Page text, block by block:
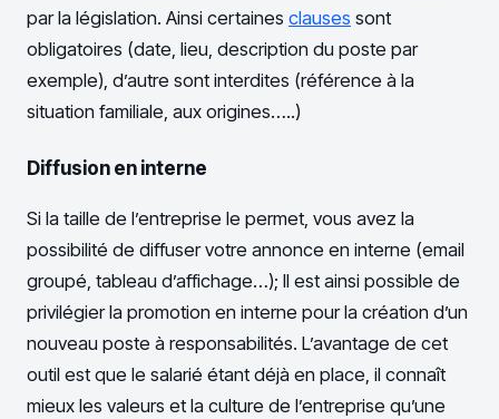
par la législation. Ainsi certaines clauses sont
obligatoires (date, lieu, description du poste par
exemple), d’autre sont interdites (référence à la
situation familiale, aux origines…..)
Diffusion en interne
Si la taille de l’entreprise le permet, vous avez la
possibilité de diffuser votre annonce en interne (email
groupé, tableau d’affichage…); Il est ainsi possible de
privilégier la promotion en interne pour la création d’un
nouveau poste à responsabilités. L’avantage de cet
outil est que le salarié étant déjà en place, il connaît
mieux les valeurs et la culture de l’entreprise qu’une